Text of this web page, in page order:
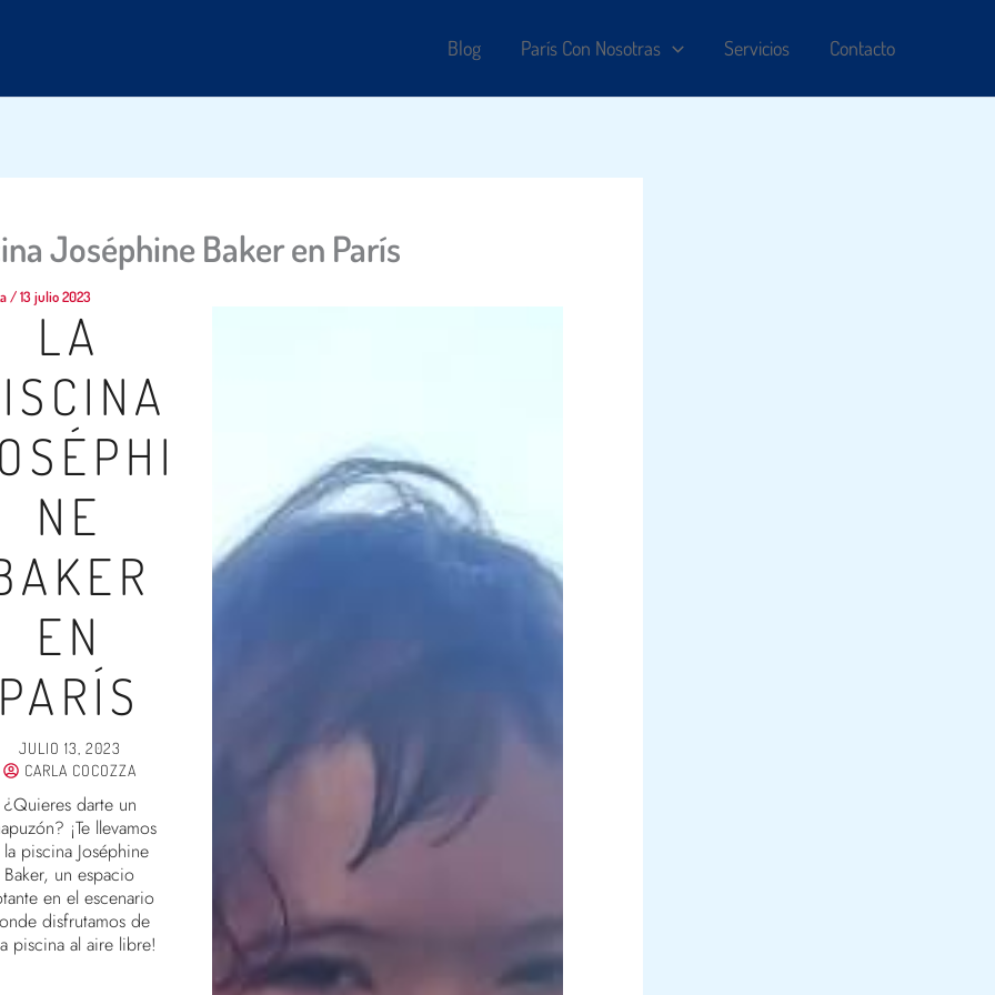
Blog París Con Nosotras Servicios Contacto
Joséphine Baker en París
/13 julio 2023
LA
NE
EN
PARÍS
JULIO 13, 2023
CARLA COCOZZA
¿Quieres darte un
¡Te llevamos
la piscina Joséphine
Baker, un espacio
en el escenario
disfrutamos de
piscina al aire libre!